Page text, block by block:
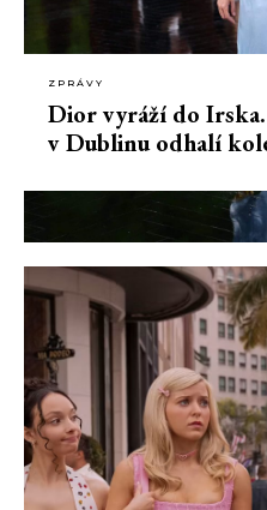
ZPRÁVY
Dior vyráží do
v Dublinu odhalí